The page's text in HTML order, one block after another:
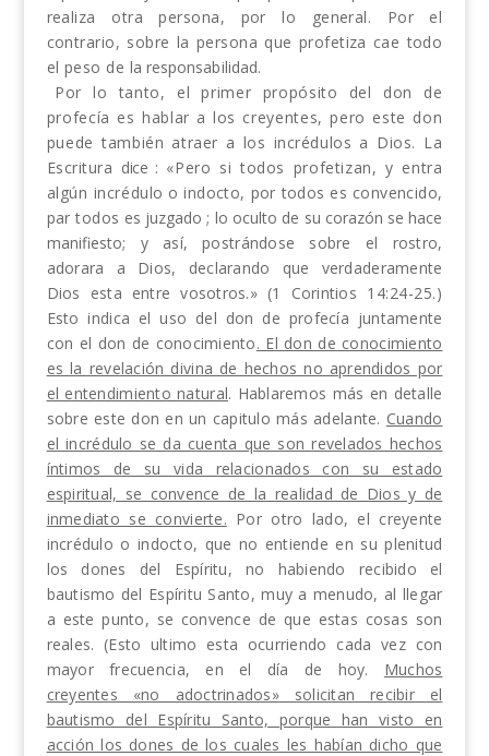
realiza otra persona, por lo general. Por el
contrario, sobre la persona que profetiza cae todo
el peso de la responsabilidad.
Por lo tanto, el primer propósito del don de
profecía es hablar a los creyentes, pero este don
puedetambién atraer a los incrédulos a Dios. La
Escritura dice : «Pero si todos profetizan, y entra
algún incrédulo o indocto, por todos es convencido,
par todos es juzgado ; lo oculto de su corazón se hace
manifiesto; y así, postrándose sobre el rostro,
adorara a Dios, declarando que verdaderamente
Dios esta en­tre vosotros.» (1 Corintios 14:24-25.)
Esto indica el uso del don de profecía juntamente
con el don de conocimiento. El don de conocimiento
es la revelación divina de hechos no aprendidos por
el enten­dimiento natural. Hablaremos más en detalle
sobre este don en un capitulo más adelante. Cuando
el incrédulo se da cuenta que son revelados hechos
íntimos de su vida relacionados con su estado
espiritual, se convence de la realidad de Dios y de
inmediato se convierte. Por otro lado, el creyente
incrédulo o indocto, que no entiende en su plenitud
los dones del Espíritu, no habiendo recibido el
bautismo del Espíritu Santo, muy a menudo, al llegar
a este punto, se convence de que estas cosas son
reales. (Estoul­timo esta ocurriendo cada vez con
mayor frecuencia, en el día de hoy. Muchos
creyentes «no adoctrinados» solicitan recibir el
bautismo del Espíritu Santo, por­que han visto en
acción los dones de los cuales les habían dicho que